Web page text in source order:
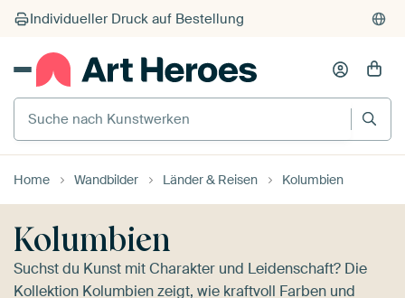
Individueller Druck auf Bestellung
Suche nach Kunstwerken
Home Wandbilder Länder & Reisen Kolumbien
Kolumbien
Suchst du Kunst mit Charakter und Leidenschaft? Die
Kollektion Kolumbien zeigt, wie kraftvoll Farben und